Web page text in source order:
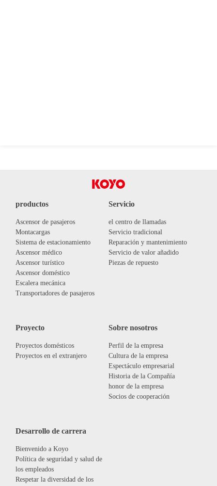
productos
Ascensor de pasajeros
Montacargas
Sistema de estacionamiento
Ascensor médico
Ascensor turístico
Ascensor doméstico
Escalera mecánica
Transportadores de pasajeros
Servicio
el centro de llamadas
Servicio tradicional
Reparación y mantenimiento
Servicio de valor añadido
Piezas de repuesto
Proyecto
Proyectos domésticos
Proyectos en el extranjero
Sobre nosotros
Perfil de la empresa
Cultura de la empresa
Espectáculo empresarial
Historia de la Compañía
honor de la empresa
Socios de cooperación
Desarrollo de carrera
Bienvenido a Koyo
Política de seguridad y salud de
los empleados
Respetar la diversidad de los